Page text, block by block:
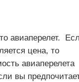
авиаперелет.
цена, то
авиаперелета
вы